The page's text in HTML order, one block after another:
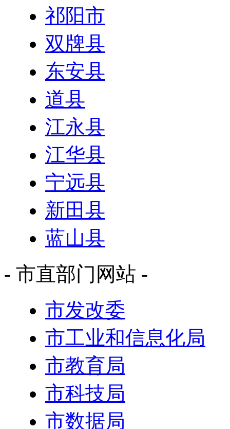
祁阳市
双牌县
东安县
道县
江永县
江华县
宁远县
新田县
蓝山县
- 市直部门网站 -
市发改委
市工业和信息化局
市教育局
市科技局
市数据局